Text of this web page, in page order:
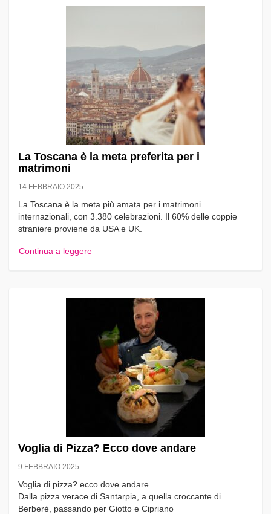
La Toscana è la meta preferita per i
matrimoni
14 FEBBRAIO 2025
La Toscana è la meta più amata per i matrimoni
internazionali, con 3.380 celebrazioni. Il 60% delle coppie
straniere proviene da USA e UK.
Continua a leggere
Voglia di Pizza? Ecco dove andare
9 FEBBRAIO 2025
Voglia di pizza? ecco dove andare.
Dalla pizza verace di Santarpia, a quella croccante di
Berberè, passando per Giotto e Cipriano